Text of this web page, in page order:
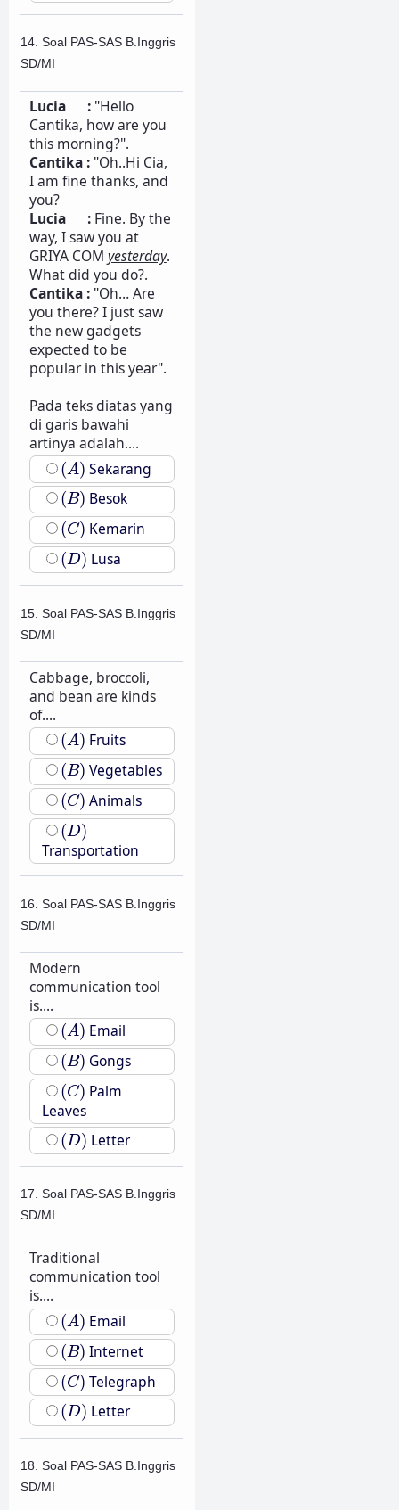
14. Soal PAS-SAS B.Inggris
SD/MI
Lucia :"Hello
Cantika, how are you
this morning?".
Cantika :"Oh..Hi Cia,
I am fine thanks, and
you?
Lucia :Fine. By the
way, I saw you at
GRIYA COM yesterday.
What did you do?.
Cantika :"Oh… Are
you there? I just saw
the new gadgets
expected to be
popular in this year".
Pada teks diatas yang
di garis bawahi
artinya adalah....
(A)
(A) Sekarang
(B)
(B) Besok
(C)
(C) Kemarin
(D)
(D) Lusa
15. Soal PAS-SAS B.Inggris
SD/MI
Cabbage, broccoli,
and bean are kinds
of....
(A)
(A) Fruits
(B)
(B) Vegetables
(C)
(C) Animals
(D)
(D)
Transportation
16. Soal PAS-SAS B.Inggris
SD/MI
Modern
communication tool
is....
(A)
(A) Email
(B)
(B) Gongs
(C)
(C) Palm
Leaves
(D)
(D) Letter
17. Soal PAS-SAS B.Inggris
SD/MI
Traditional
communication tool
is....
(A)
(A) Email
(B)
(B) Internet
(C)
(C) Telegraph
(D)
(D) Letter
18. Soal PAS-SAS B.Inggris
SD/MI